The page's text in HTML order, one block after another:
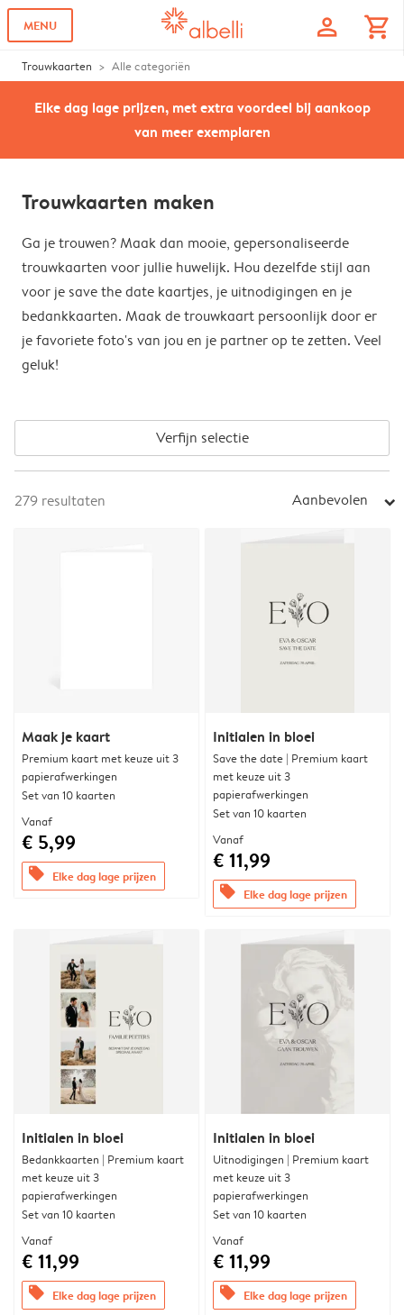
MENU profile shopping_cart
Trouwkaarten Alle categoriën
Elke dag lage prijzen, met extra voordeel bij aankoop
van meer exemplaren
Trouwkaarten maken
Ga je trouwen? Maak dan mooie, gepersonaliseerde
trouwkaarten voor jullie huwelijk. Hou dezelfde stijl aan
voor je save the date kaartjes, je uitnodigingen en je
bedankkaarten. Maak de trouwkaart persoonlijk door er
je favoriete foto's van jou en je partner op te zetten. Veel
geluk!
Verfijn selectie
279 resultaten Aanbevolen arrow_right
Maak je kaart
Premium kaart met keuze uit 3
papierafwerkingen
Set van 10 kaarten
Vanaf
€ 5,99
offers Elke dag lage prijzen
Initialen in bloei
Save the date | Premium kaart
met keuze uit 3
papierafwerkingen
Set van 10 kaarten
Vanaf
€ 11,99
offers Elke dag lage prijzen
Initialen in bloei
Bedankkaarten | Premium kaart
met keuze uit 3
papierafwerkingen
Set van 10 kaarten
Vanaf
€ 11,99
offers Elke dag lage prijzen
Initialen in bloei
Uitnodigingen | Premium kaart
met keuze uit 3
papierafwerkingen
Set van 10 kaarten
Vanaf
€ 11,99
offers Elke dag lage prijzen